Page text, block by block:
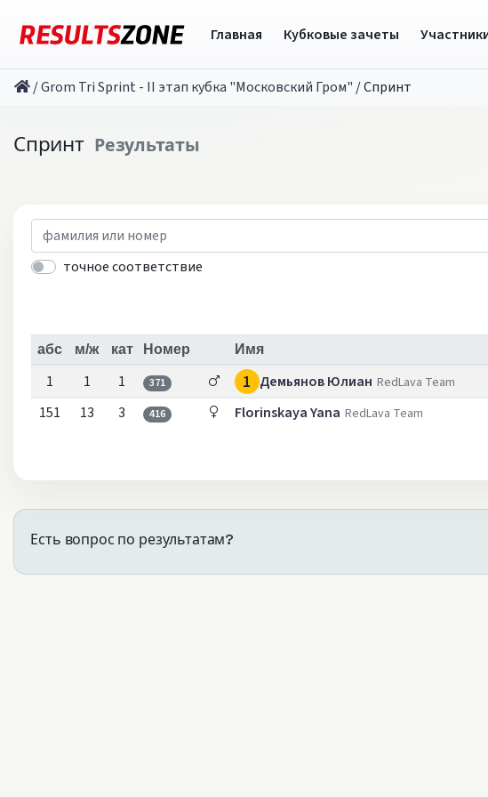
Главная Кубковые зачеты
/Grom Tri Sprint - II этап кубка "Московский Гром" /Спринт
Спринт Результаты
точное соответствие
абс м/ж кат Номер Имя
1 1 1 371 1 Демьянов Юлиан RedLava Team
151 13 3 416 Florinskaya Yana RedLava Team
Есть вопрос по результатам?